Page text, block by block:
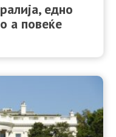
едно
а повеќе